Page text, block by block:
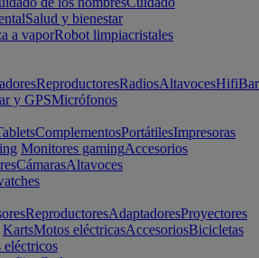
Salud y bienestar
a vaporRobot limpiacristales
ReproductoresRadiosAltavocesHifi
y GPSMicrófonos
ComplementosPortátilesImpresoras
Monitores gamingAccesorios
CámarasAltavoces
ReproductoresAdaptadoresProyectores
KartsMotos eléctricasAccesoriosBicicletas
eléctricos